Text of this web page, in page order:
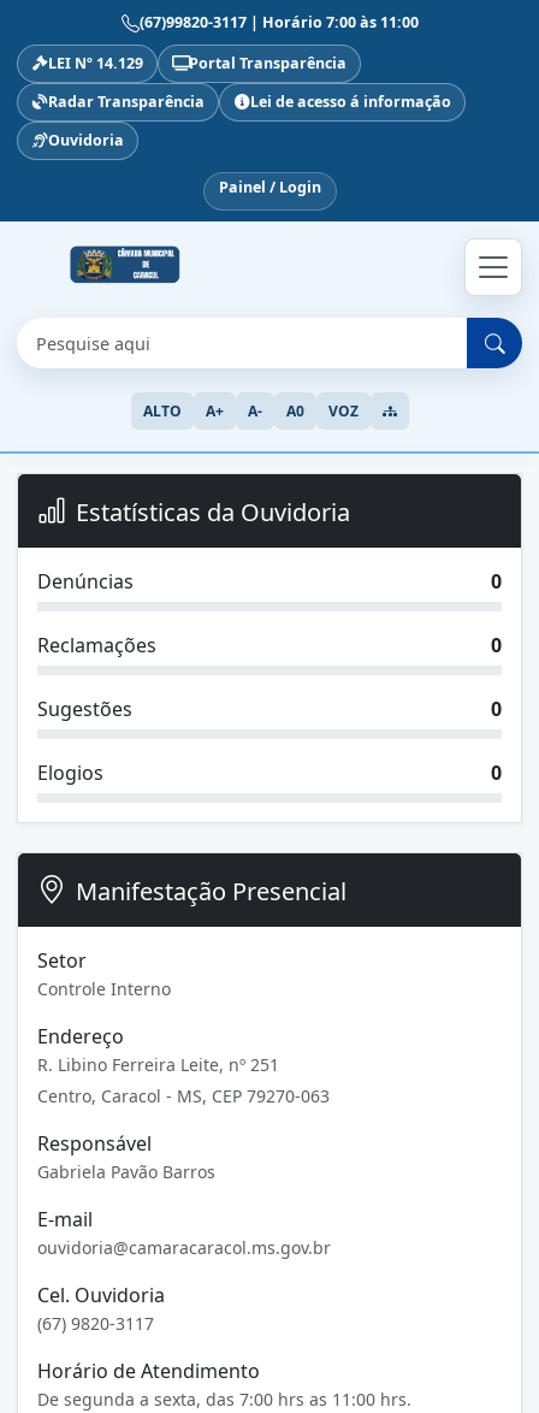
(67)99820-3117 | Horário 7:00 às 11:00
LEI Nº 14.129
Portal Transparência
Radar Transparência
Lei de acesso á informação
Ouvidoria
Painel / Login
ALTO A+ A- A0 VOZ
Estatísticas da Ouvidoria
Denúncias 0
Reclamações 0
Sugestões 0
Elogios 0
Manifestação Presencial
Setor
Controle Interno
Endereço
R. Libino Ferreira Leite, nº 251
Centro, Caracol - MS, CEP 79270-063
Responsável
Gabriela Pavão Barros
E-mail
ouvidoria@camaracaracol.ms.gov.br
Cel. Ouvidoria
(67) 9820-3117
Horário de Atendimento
De segunda a sexta, das 7:00 hrs as 11:00 hrs.